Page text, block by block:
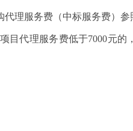
理服务费（中标服务费）
目代理服务费低于7000元